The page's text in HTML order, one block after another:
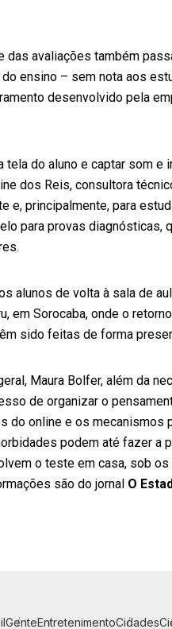
das avaliações também
ensino – sem nota aos
desenvolvido pela
tela do aluno e captar som
dos Reis, consultora
e, principalmente, para
para provas
alunos de volta à sala de
em Sorocaba, onde o
sido feitas de forma
Maura Bolfer, além da
de organizar o
do online e os mecanismos
podem até fazer a
o teste em casa, sob
são do jornal O
GenteEntretenimentoCidades